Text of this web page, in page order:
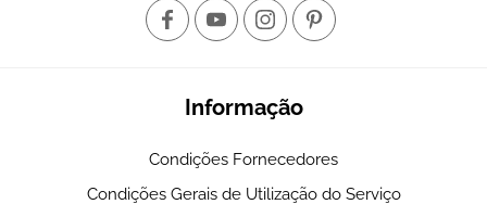
Informação
Condições Fornecedores
Condições Gerais de Utilização do Serviço